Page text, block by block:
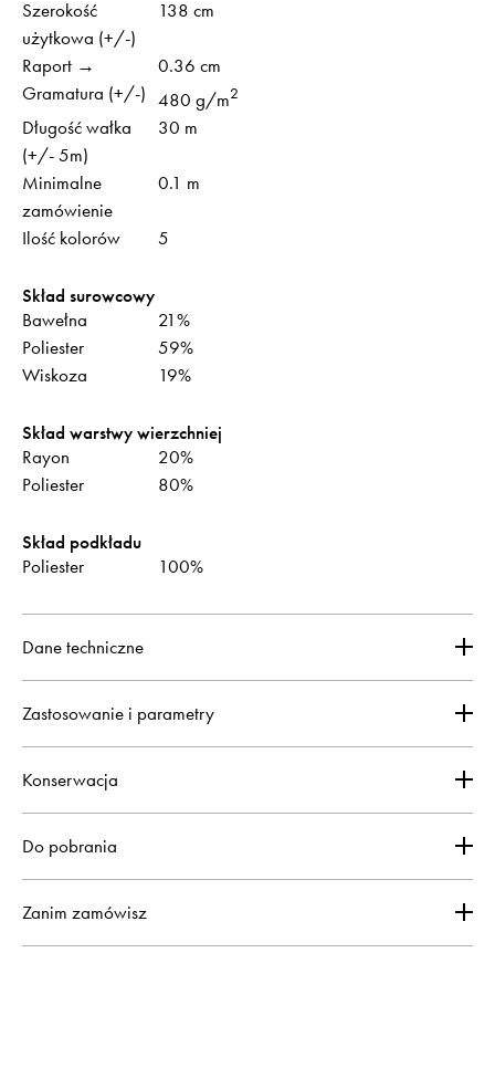
Szerokość
użytkowa (+/-)
138 cm
Raport →
0.36 cm
Gramatura (+/-) 480 g/m2
Długość wałka
(+/- 5m)
30 m
Minimalne
zamówienie
0.1 m
Ilość kolorów 5
Skład surowcowy
Bawełna
21%
Poliester
59%
Wiskoza
19%
Skład warstwy wierzchniej
Rayon
20%
Poliester
80%
Skład podkładu
Poliester 100%
Dane techniczne
Zastosowanie i parametry
Konserwacja
Do pobrania
Zanim zamówisz